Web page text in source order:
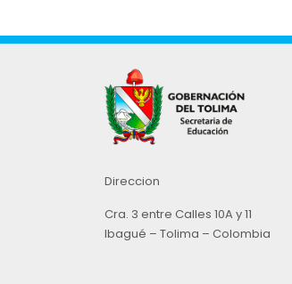
Direccion
Cra. 3 entre Calles 10A y 11
Ibagué – Tolima – Colombia